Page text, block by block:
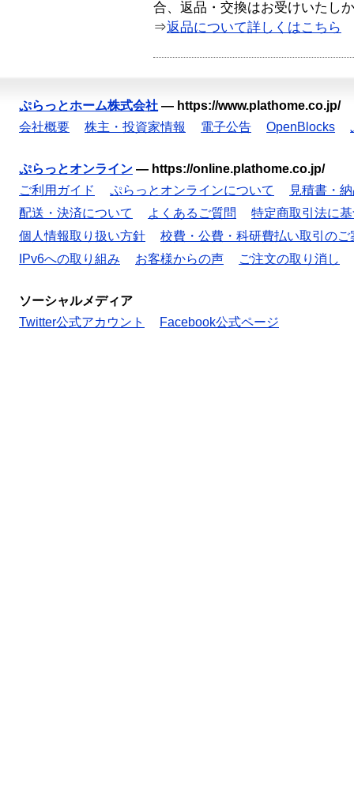
合、返品・交換はお受けいたし
⇒返品について詳しくはこちら
ぷらっとホーム株式会社 — https://www.plathome.co.jp/
会社概要
株主・投資家情報 電子公告 OpenBlocks
ぷらっとオンライン — https://online.plathome.co.jp/
ご利用ガイド
ぷらっとオンラインについて
見積書・
配送・決済について
よくあるご質問
特定商取引法に
個人情報取り扱い方針
校費・公費・科研費払い取引のご
IPv6への取り組み
お客様からの声 ご注文の取り消し
ソーシャルメディア
Twitter公式アカウント
Facebook公式ページ